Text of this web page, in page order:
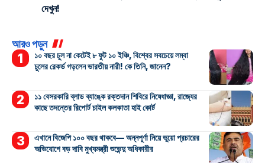
দেখুন!
আরও পড়ুন
১০ বছর চুল না কেটেই ৮ ফুট ১০ ইঞ্চি, বিশ্বের সবচেয়ে লম্বা
চুলের রেকর্ড গড়লেন ভারতীয় নারী! কে তিনি, জানেন?
১১ বেসরকারি ব্লাড ব্যাঙ্কে রক্তদান শিবিরে নিষেধাজ্ঞা, রাজ্যের
কাছে তদন্তের রিপোর্ট চাইল কলকাতা হাই কোর্ট
এখানে বিজেপি ১০০ বছর থাকবে— অন্নপূর্ণা নিয়ে ভুয়ো প্রচারের
অভিযোগে বড় দাবি মুখ্যমন্ত্রী শুভেন্দু অধিকারীর